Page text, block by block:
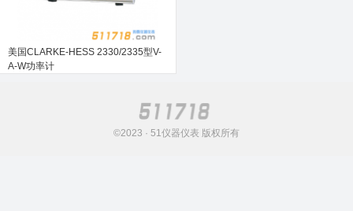
美国CLARKE-HESS 2330/2335型V-
A-W功率计
©2023 · 51仪器仪表 版权所有